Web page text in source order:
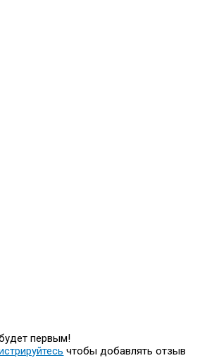
первым!
чтобы добавлять отзыв